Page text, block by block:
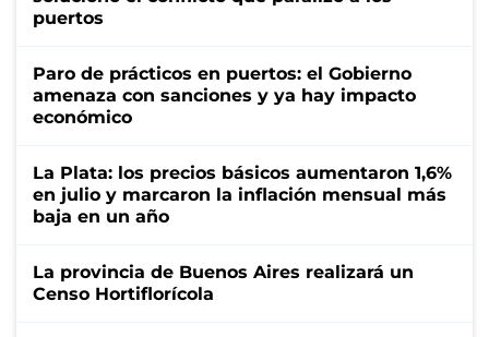
puertos
Paro de prácticos en puertos: el Gobierno
amenaza con sanciones y ya hay impacto
económico
La Plata: los precios básicos aumentaron 1,6%
en julio y marcaron la inflación mensual más
baja en un año
La provincia de Buenos Aires realizará un
Censo Hortiflorícola